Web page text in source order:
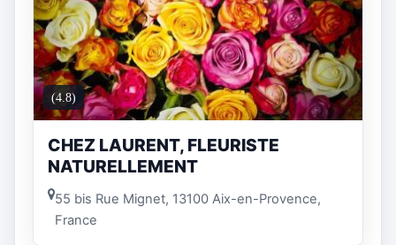
(4.8)
CHEZ LAURENT, FLEURISTE
NATURELLEMENT
55 bis Rue Mignet, 13100 Aix-en-Provence,
France